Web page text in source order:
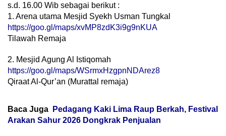
s.d. 16.00 Wib sebagai berikut :
1. Arena utama Mesjid Syekh Usman Tungkal
https://goo.gl/maps/xvMP8zdK3i9g9nKUA
Tilawah Remaja
2. Mesjid Agung Al Istiqomah
https://goo.gl/maps/WSrmxHzgpnNDArez8
Qiraat Al-Qur’an (Murattal remaja)
Baca Juga
Pedagang Kaki Lima Raup Berkah, Festival
Arakan Sahur 2026 Dongkrak Penjualan